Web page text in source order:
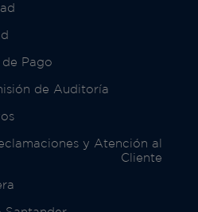
Pago
de Auditoría
y Atención al
Cliente